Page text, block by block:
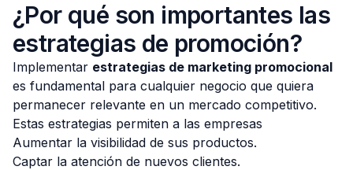
¿Por qué son importantes las
estrategias de promoción?
Implementar estrategias de marketing promocional
es fundamental para cualquier negocio que quiera
permanecer relevante en un mercado competitivo.
Estas estrategias permiten a las empresas
Aumentar la visibilidad de sus productos.
Captar la atención de nuevos clientes.